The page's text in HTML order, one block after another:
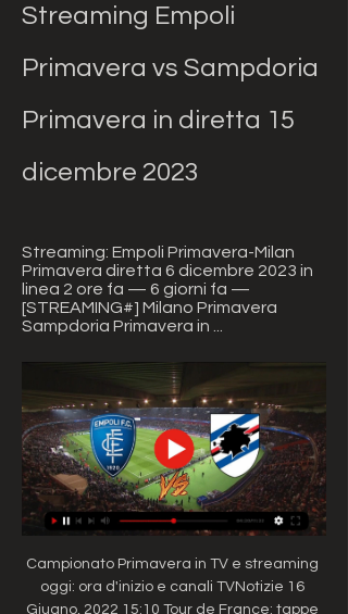
Streaming Empoli
Primavera vs Sampdoria
Primavera in diretta 15
dicembre 2023
Streaming: Empoli Primavera-Milan
Primavera diretta 6 dicembre 2023 in
linea 2 ore fa — 6 giorni fa —
[STREAMING#] Milano Primavera
Sampdoria Primavera in ...
Campionato Primavera in TV e streaming
oggi: ora d'inizio e canali TVNotizie 16
Giugno, 2022 15:10 Tour de France: tappe